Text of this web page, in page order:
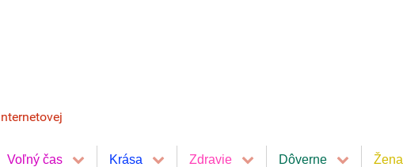
Voľný čas Krása Zdravie Dôverne